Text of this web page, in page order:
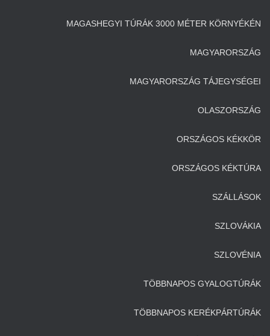
MAGASHEGYI TÚRÁK 3000 MÉTER KÖRNYÉKÉN
MAGYARORSZÁG
MAGYARORSZÁG TÁJEGYSÉGEI
OLASZORSZÁG
ORSZÁGOS KÉKKÖR
ORSZÁGOS KÉKTÚRA
SZÁLLÁSOK
SZLOVÁKIA
SZLOVÉNIA
TÖBBNAPOS GYALOGTÚRÁK
TÖBBNAPOS KERÉKPÁRTÚRÁK